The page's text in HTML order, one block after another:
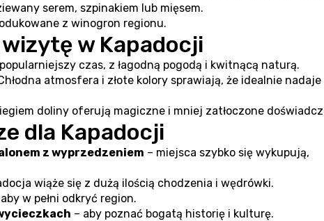
serem, szpinakiem lub mięsem.
z winogron regionu.
w Kapadocji
czas, z łagodną pogodą i kwitnącą naturą.
atmosfera i złote kolory sprawiają, że idealnie nadaje
doliny oferują magiczne i mniej zatłoczone
dla Kapadocji
z wyprzedzeniem – miejsca szybko się wykupują,
wiąże się z dużą ilością chodzenia i wędrówki.
w pełni odkryć region.
– aby poznać bogatą historię i kulturę.